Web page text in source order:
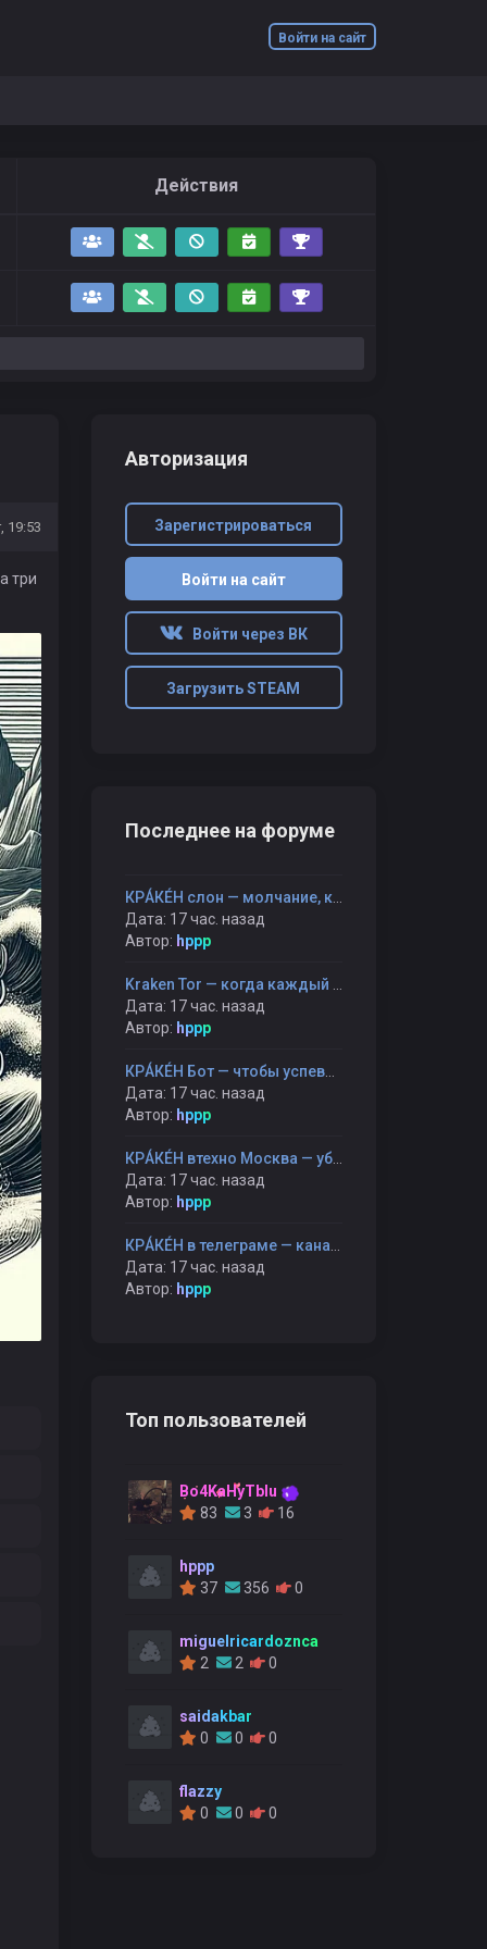
Войти на сайт
Действия
19:53
три
Авторизация
Зарегистрироваться
Войти на сайт
Войти через ВК
Загрузить STEAM
Последнее на форуме
КРÁКÉН слон — молчание, которое не пустое, а полное
Дата: 17 час. назад
Автор: hppp
Дата: 17 час. назад
Автор: hppp
КРÁКÉН Бот — чтобы успевать больше, уставая меньше
Дата: 17 час. назад
Автор: hppp
КРÁКÉН втехно Москва — убежище для тех, кто устал быть правильным
Дата: 17 час. назад
Автор: hppp
Дата: 17 час. назад
Автор: hppp
Топ пользователей
Bo4KaHyTblu
83
3 16
hppp
37
356 0
miguelricardoznca
2
2 0
saidakbar
0
0 0
flazzy
0
0 0